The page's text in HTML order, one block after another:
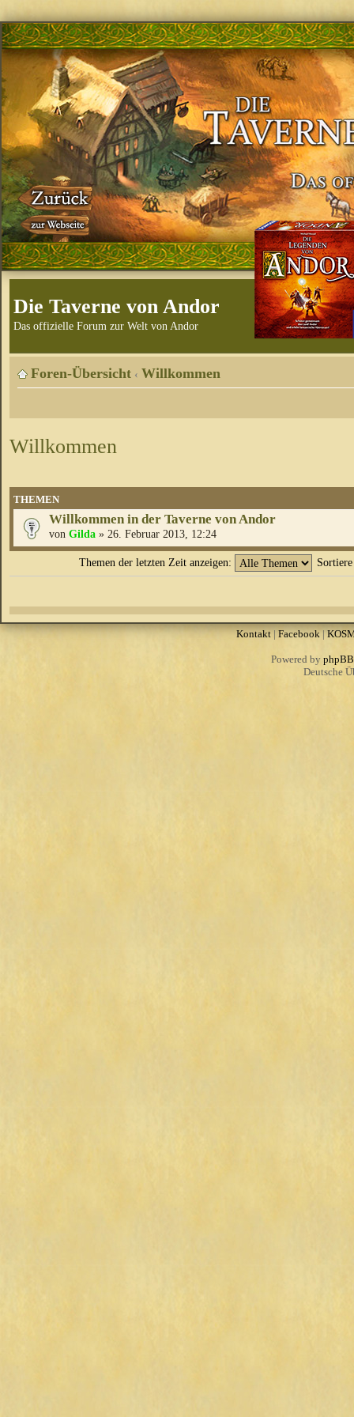
Die Taverne von Andor
Das offizielle Forum zur Welt von Andor
Foren-Übersicht ‹ Willkommen
Willkommen
THEMEN
Willkommen in der Taverne von Andor
von Gilda » 26. Februar 2013, 12:24
Themen der letzten Zeit anzeigen:
Kontakt|Facebook|
Powered by phpBB
Deutsche